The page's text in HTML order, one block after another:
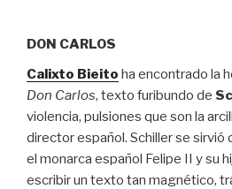
DON CARLOS
Calixto Bieito ha encontrado la
Don Carlos, texto furibundo de
violencia, pulsiones que son la
director español. Schiller se
el monarca español Felipe II y su
escribir un texto tan magnético,